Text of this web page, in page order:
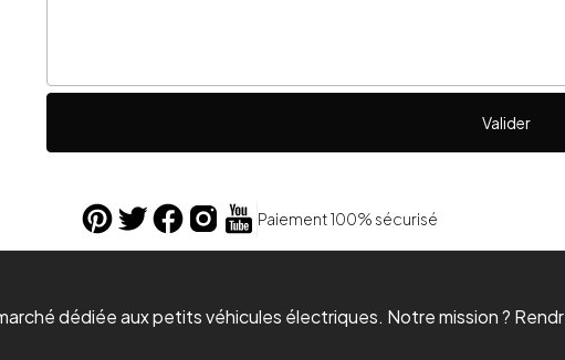
Valider
Paiement 100% sécurisé
dédiée aux petits véhicules électriques. Notre mission ?